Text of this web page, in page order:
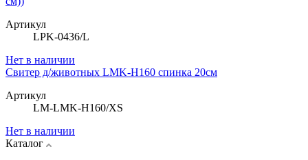
Артикул
LPK-0436/L
Нет в наличии
Свитер д/животных LMK-H160 спинка 20см
Артикул
LM-LMK-H160/XS
Нет в наличии
Каталог